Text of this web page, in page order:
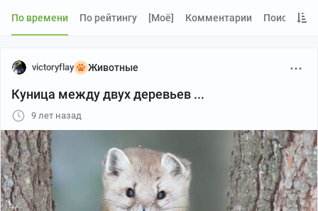
По времени По рейтингу [моё] Комментарии Поиск
victoryflay Животные
Куница между двух деревьев ...
9 лет назад